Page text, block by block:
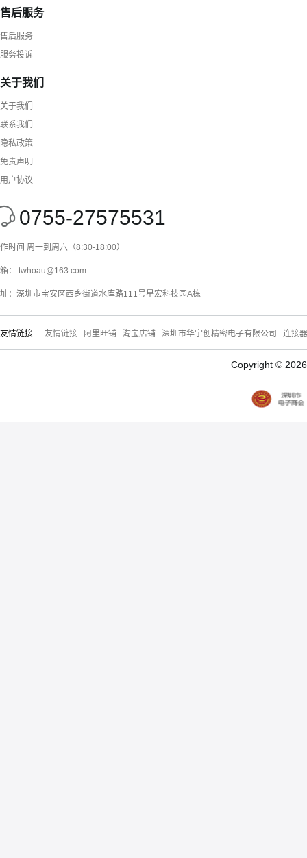
售后服务
售后服务
服务投诉
关于我们
关于我们
联系我们
隐私政策
免责声明
用户协议
0755-27575531
时间 周一到周六（8:30-18:00）
： twhoau@163.com
：深圳市宝安区西乡街道水库路111号星宏科技园A栋
友情链接: 友情链接 阿里旺铺 淘宝店铺 深圳市华宇创精密电子有限公司 连接
Copyright ©